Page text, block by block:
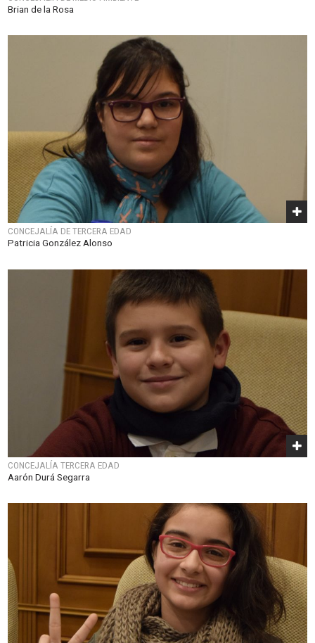
Brian de la Rosa
CONCEJALÍA DE TERCERA EDAD
Patricia González Alonso
CONCEJALÍA TERCERA EDAD
Aarón Durá Segarra